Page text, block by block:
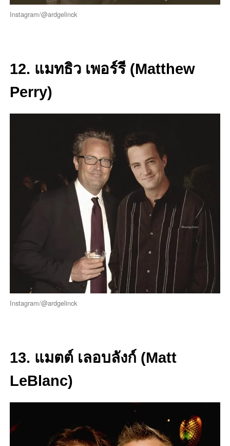
Instagram/@ardgelinck
12. แมทธิว เพอร์รี (Matthew
Perry)
Instagram/@ardgelinck
13. แมตต์ เลอบลังก์ (Matt
LeBlanc)